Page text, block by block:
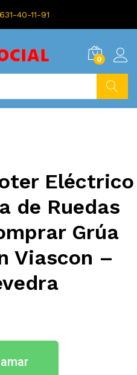
40-11-91
0
Eléctrico
de Ruedas
Grúa
Viascon –